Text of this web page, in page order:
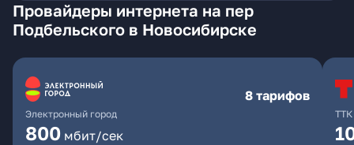
Провайдеры интернета на пер
Подбельского в Новосибирске
Электронный город
8 тарифов
800 мбит/сек
ТТК